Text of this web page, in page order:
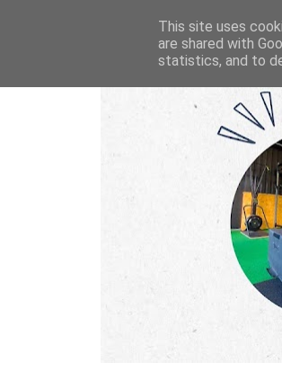
This site uses
are shared with
statistics, and to